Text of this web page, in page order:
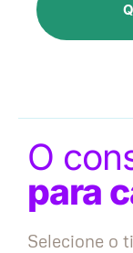
O
para
Selecione o